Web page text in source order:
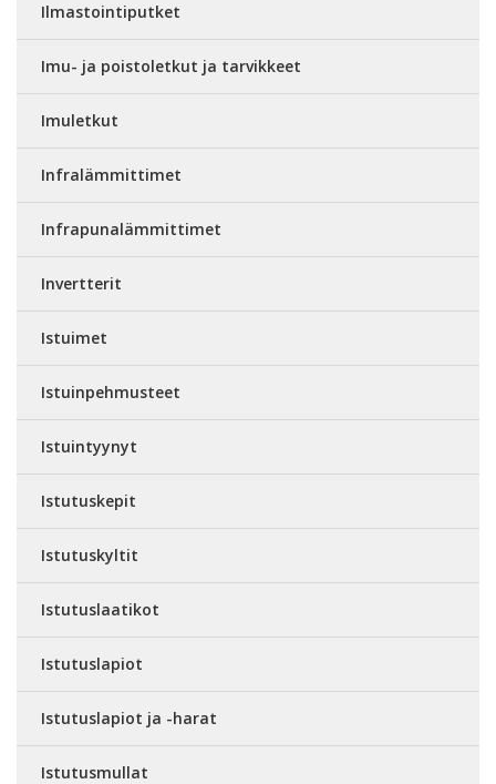
Ilmastointiputket
Imu- ja poistoletkut ja tarvikkeet
Imuletkut
Infralämmittimet
Infrapunalämmittimet
Invertterit
Istuimet
Istuinpehmusteet
Istuintyynyt
Istutuskepit
Istutuskyltit
Istutuslaatikot
Istutuslapiot
Istutuslapiot ja -harat
Istutusmullat